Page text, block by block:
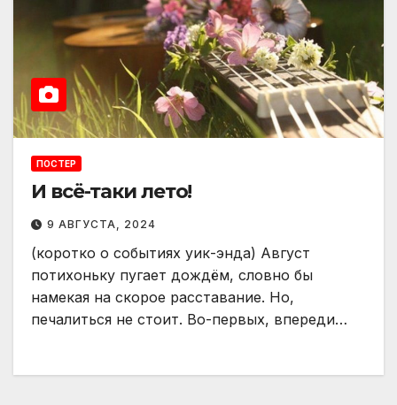
ПОСТЕР
И всё-таки лето!
9 АВГУСТА, 2024
(коротко о событиях уик-энда) Август
потихоньку пугает дождём, словно бы
намекая на скорое расставание. Но,
печалиться не стоит. Во-первых, впереди…